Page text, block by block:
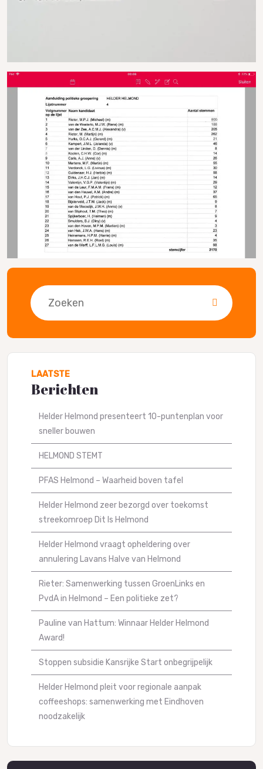
Zoeken
LAATSTE
Berichten
Helder Helmond presenteert 10-puntenplan voor
sneller bouwen
HELMOND STEMT
PFAS Helmond – Waarheid boven tafel
Helder Helmond zeer bezorgd over toekomst
streekomroep Dit Is Helmond
Helder Helmond vraagt opheldering over
annulering Lavans Halve van Helmond
Rieter: Samenwerking tussen GroenLinks en
PvdA in Helmond – Een politieke zet?
Pauline van Hattum: Winnaar Helder Helmond
Award!
Stoppen subsidie Kansrijke Start onbegrijpelijk
Helder Helmond pleit voor regionale aanpak
coffeeshops: samenwerking met Eindhoven
noodzakelijk